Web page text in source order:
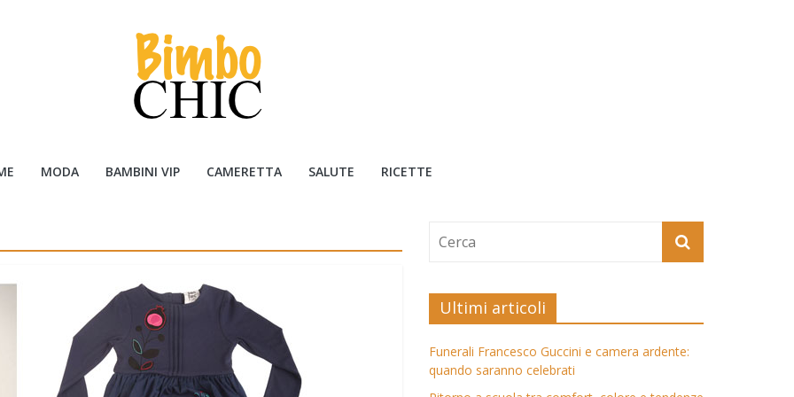
MODA BAMBINI VIP CAMERETTA SALUTE RICETTE
Ultimi articoli
Funerali Francesco Guccini e camera ardente:
quando saranno celebrati